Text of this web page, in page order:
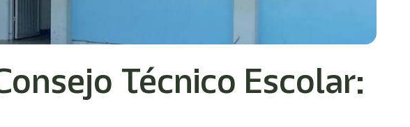
Técnico Escolar: